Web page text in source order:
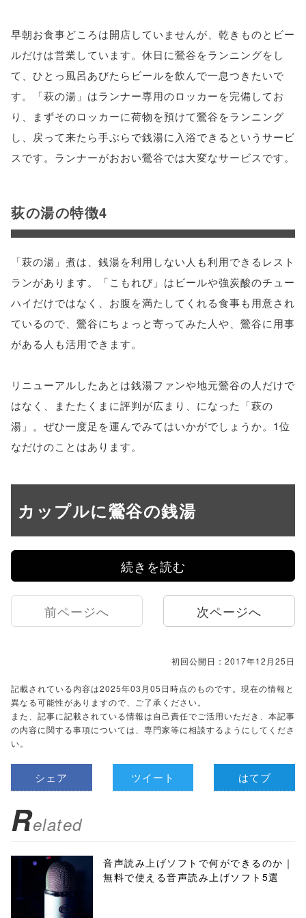
早朝お食事どころは開店していませんが、乾きものとビー
ルだけは営業しています。休日に鶯谷をランニングをし
て、ひとっ風呂あびたらビールを飲んで一息つきたいで
す。「萩の湯」はランナー専用のロッカーを完備してお
り、まずそのロッカーに荷物を預けて鶯谷をランニング
し、戻って来たら手ぶらで銭湯に入浴できるというサービ
スです。ランナーがおおい鶯谷では大変なサービスです。
荻の湯の特徴4
「萩の湯」煮は、銭湯を利用しない人も利用できるレスト
ランがあります。「こもれび」はビールや強炭酸のチュー
ハイだけではなく、お腹を満たしてくれる食事も用意され
ているので、鶯谷にちょっと寄ってみた人や、鶯谷に用事
がある人も活用できます。
リニューアルしたあとは銭湯ファンや地元鶯谷の人だけで
はなく、またたくまに評判が広まり、になった「萩の
湯」。ぜひ一度足を運んでみてはいかがでしょうか。1位
なだけのことはあります。
カップルに鶯谷の銭湯
続きを読む
前ページへ 次ページへ
初回公開日：2017年12月25日
記載されている内容は2025年03月05日時点のものです。現在の情報と
異なる可能性がありますので、ご了承ください。
また、記事に記載されている情報は自己責任でご活用いただき、本記事
の内容に関する事項については、専門家等に相談するようにしてくださ
い。
シェア ツイート はてブ
Related
音声読み上げソフトで何ができるのか｜
無料で使える音声読み上げソフト5選